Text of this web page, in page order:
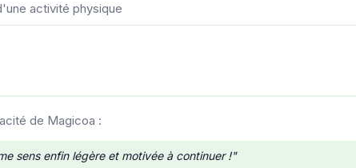
activité physique
de Magicoa :
sens enfin légère et motivée à continuer !"